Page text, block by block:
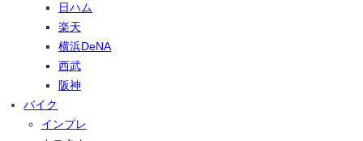
日ハム
楽天
横浜DeNA
西武
阪神
バイク
インプレ